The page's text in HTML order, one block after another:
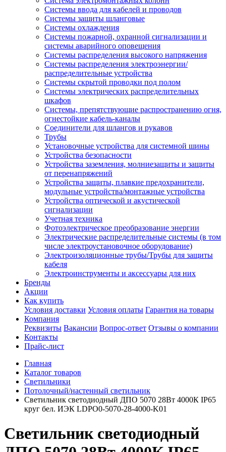
Системы ввода для кабелей и проводов
Системы защиты шланговые
Системы охлаждения
Системы пожарной, охранной сигнализации и
системы аварийного оповещения
Системы распределения высокого напряжения
Системы распределения электроэнергии/
распределительные устройства
Системы скрытой проводки под полом
Системы электрических распределительных
шкафов
Системы, препятствующие распространению огня,
огнестойкие кабель-каналы
Соединители для шлангов и рукавов
Трубы
Установочные устройства для системной шины
Устройства безопасности
Устройства заземления, молниезащиты и защиты
от перенапряжений
Устройства защиты, плавкие предохранители,
модульные устройства/монтажные устройства
Устройства оптической и акустической
сигнализации
Учетная техника
Фотоэлектрическое преобразование энергии
Электрические распределительные системы (в том
числе электроустановочное оборудование)
Электроизоляционные трубы/Трубы для защиты
кабеля
Электроинструменты и аксессуары для них
Бренды
Акции
Как купить
Условия доставки Условия оплаты Гарантия на товары
Компания
Реквизиты Вакансии Вопрос-ответ Отзывы о компании
Контакты
Прайс-лист
Главная
Каталог товаров
Светильники
Потолочный/настенный светильник
Светильник светодиодный ДПО 5070 28Вт 4000К IP65
круг бел. ИЭК LDPO0-5070-28-4000-K01
Светильник светодиодный